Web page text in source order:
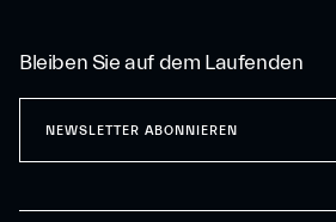
Bleiben Sie auf dem Laufenden
NEWSLETTER ABONNIEREN